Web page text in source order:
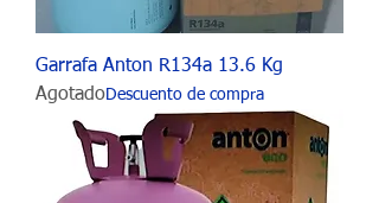
Garrafa Anton R134a 13.6 Kg
AgotadoDescuento de compra